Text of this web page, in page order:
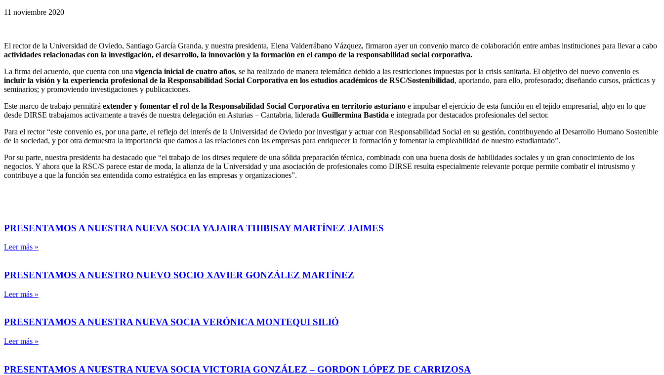
11 noviembre 2020
El rector de la Universidad de Oviedo, Santiago García Granda, y nuestra presidenta, Elena Valderrábano Vázquez, firmaron ayer un convenio marco de colaboración entre ambas instituciones para llevar a cabo
actividades relacionadas con la investigación, el desarrollo, la innovación y la formación en el campo de la responsabilidad social corporativa.
La firma del acuerdo, que cuenta con una vigencia inicial de cuatro años, se ha realizado de manera telemática debido a las restricciones impuestas por la crisis sanitaria. El objetivo del nuevo convenio es
incluir la visión y la experiencia profesional de la Responsabilidad Social Corporativa en los estudios académicos de RSC/Sostenibilidad, aportando, para ello, profesorado; diseñando cursos, prácticas y
seminarios; y promoviendo investigaciones y publicaciones.
Este marco de trabajo permitirá extender y fomentar el rol de la Responsabilidad Social Corporativa en territorio asturiano e impulsar el ejercicio de esta función en el tejido empresarial, algo en lo que
desde DIRSE trabajamos activamente a través de nuestra delegación en Asturias – Cantabria, liderada Guillermina Bastida e integrada por destacados profesionales del sector.
Para el rector “este convenio es, por una parte, el reflejo del interés de la Universidad de Oviedo por investigar y actuar con Responsabilidad Social en su gestión, contribuyendo al Desarrollo Humano Sostenible
de la sociedad, y por otra demuestra la importancia que damos a las relaciones con las empresas para enriquecer la formación y fomentar la empleabilidad de nuestro estudiantado”.
Por su parte, nuestra presidenta ha destacado que “el trabajo de los dirses requiere de una sólida preparación técnica, combinada con una buena dosis de habilidades sociales y un gran conocimiento de los
negocios. Y ahora que la RSC/S parece estar de moda, la alianza de la Universidad y una asociación de profesionales como DIRSE resulta especialmente relevante porque permite combatir el intrusismo y
contribuye a que la función sea entendida como estratégica en las empresas y organizaciones”.
PRESENTAMOS A NUESTRA NUEVA SOCIA YAJAIRA THIBISAY MARTÍNEZ JAIMES
Leer más »
PRESENTAMOS A NUESTRO NUEVO SOCIO XAVIER GONZÁLEZ MARTÍNEZ
Leer más »
PRESENTAMOS A NUESTRA NUEVA SOCIA VERÓNICA MONTEQUI SILIÓ
Leer más »
PRESENTAMOS A NUESTRA NUEVA SOCIA VICTORIA GONZÁLEZ – GORDON LÓPEZ DE CARRIZOSA